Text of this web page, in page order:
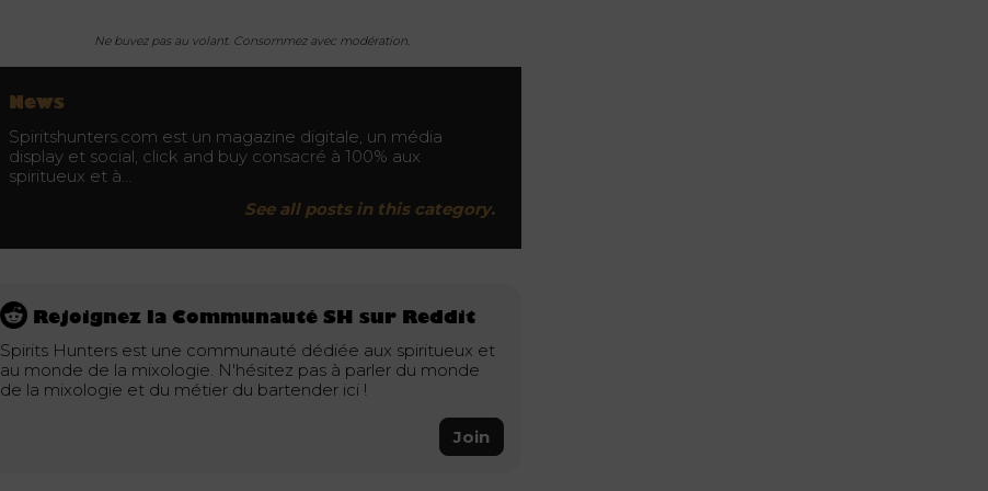
Ne buvez pas au volant. Consommez avec modération.
News
Spiritshunters.com est un magazine digitale, un média
display et social, click and buy consacré à 100% aux
spiritueux et à…
See all posts in this category.
Rejoignez la Communauté SH sur Reddit
Spirits Hunters est une communauté dédiée aux spiritueux et
au monde de la mixologie. N'hésitez pas à parler du monde
de la mixologie et du métier du bartender ici !
Join